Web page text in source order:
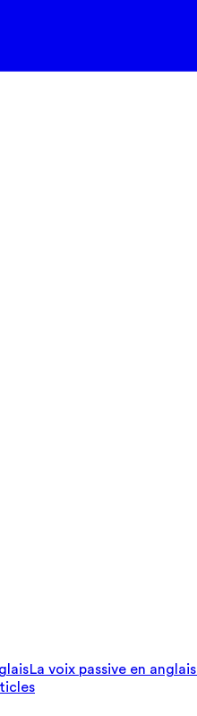
La voix passive en anglais